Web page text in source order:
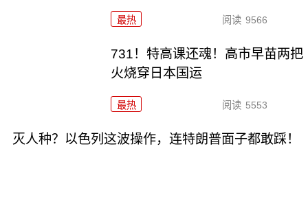
最热 阅读 9566
731！特高课还魂！高市早苗两把
火烧穿日本国运
最热 阅读 5553
灭人种？以色列这波操作，连特朗普面子都敢踩！